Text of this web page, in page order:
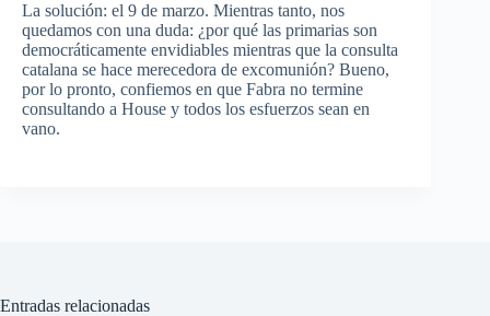
La solución: el 9 de marzo. Mientras tanto, nos
quedamos con una duda: ¿por qué las primarias son
democráticamente envidiables mientras que la consulta
catalana se hace merecedora de excomunión? Bueno,
porlo pronto, confiemos en que Fabra no termine
consultando a House y todos los esfuerzos sean en
vano.
Entradas relacionadas